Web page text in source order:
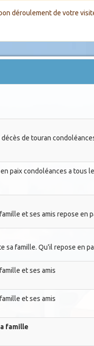
déroulement de votre
de touran
paix condoléances a tous
et ses amis repose en
sa famille. Qu'il repose en
et ses amis
et ses amis
famille